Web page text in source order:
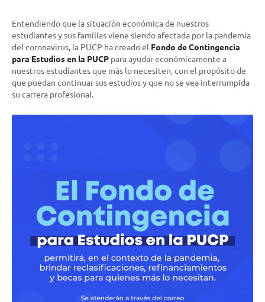
Entendiendo que la situación económica de nuestros
estudiantes y sus familias viene siendo afectada por la pandemia
del coronavirus, la PUCP ha creado el Fondo de Contingencia
para Estudios en la PUCP para ayudar económicamente a
nuestros estudiantes que más lo necesiten, con el propósito de
que puedan continuar sus estudios y que no se vea interrumpida
su carrera profesional.